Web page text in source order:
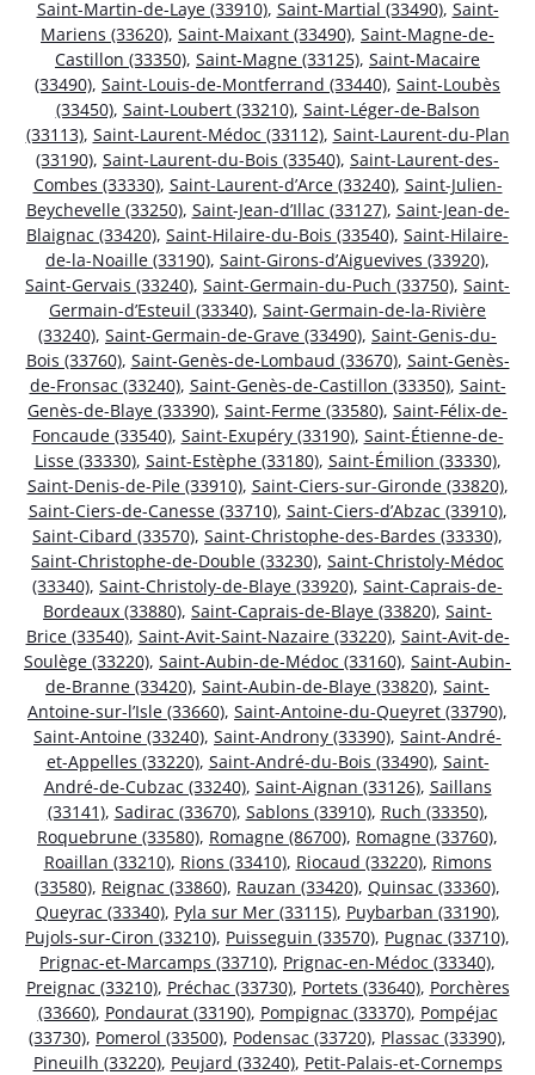
Saint-Martin-de-Laye (33910), Saint-Martial (33490), Saint-
Mariens (33620), Saint-Maixant (33490), Saint-Magne-de-
Castillon (33350), Saint-Magne (33125), Saint-Macaire
(33490), Saint-Louis-de-Montferrand (33440), Saint-Loubès
(33450), Saint-Loubert (33210), Saint-Léger-de-Balson
(33113), Saint-Laurent-Médoc (33112), Saint-Laurent-du-Plan
(33190), Saint-Laurent-du-Bois (33540), Saint-Laurent-des-
Combes (33330), Saint-Laurent-d’Arce (33240), Saint-Julien-
Beychevelle (33250), Saint-Jean-d’Illac (33127), Saint-Jean-de-
Blaignac (33420), Saint-Hilaire-du-Bois (33540), Saint-Hilaire-
de-la-Noaille (33190), Saint-Girons-d’Aiguevives (33920),
Saint-Gervais (33240), Saint-Germain-du-Puch (33750), Saint-
Germain-d’Esteuil (33340), Saint-Germain-de-la-Rivière
(33240), Saint-Germain-de-Grave (33490), Saint-Genis-du-
Bois (33760), Saint-Genès-de-Lombaud (33670), Saint-Genès-
de-Fronsac (33240), Saint-Genès-de-Castillon (33350), Saint-
Genès-de-Blaye (33390), Saint-Ferme (33580), Saint-Félix-de-
Foncaude (33540), Saint-Exupéry (33190), Saint-Étienne-de-
Lisse (33330), Saint-Estèphe (33180), Saint-Émilion (33330),
Saint-Denis-de-Pile (33910), Saint-Ciers-sur-Gironde (33820),
Saint-Ciers-de-Canesse (33710), Saint-Ciers-d’Abzac (33910),
Saint-Cibard (33570), Saint-Christophe-des-Bardes (33330),
Saint-Christophe-de-Double (33230), Saint-Christoly-Médoc
(33340), Saint-Christoly-de-Blaye (33920), Saint-Caprais-de-
Bordeaux (33880), Saint-Caprais-de-Blaye (33820), Saint-
Brice (33540), Saint-Avit-Saint-Nazaire (33220), Saint-Avit-de-
Soulège (33220), Saint-Aubin-de-Médoc (33160), Saint-Aubin-
de-Branne (33420), Saint-Aubin-de-Blaye (33820), Saint-
Antoine-sur-l’Isle (33660), Saint-Antoine-du-Queyret (33790),
Saint-Antoine (33240), Saint-Androny (33390), Saint-André-
et-Appelles (33220), Saint-André-du-Bois (33490), Saint-
André-de-Cubzac (33240), Saint-Aignan (33126), Saillans
(33141), Sadirac (33670), Sablons (33910), Ruch (33350),
Roquebrune (33580), Romagne (86700), Romagne (33760),
Roaillan (33210), Rions (33410), Riocaud (33220), Rimons
(33580), Reignac (33860), Rauzan (33420), Quinsac (33360),
Queyrac (33340), Pyla sur Mer (33115), Puybarban (33190),
Pujols-sur-Ciron (33210), Puisseguin (33570), Pugnac (33710),
Prignac-et-Marcamps (33710), Prignac-en-Médoc (33340),
Preignac (33210), Préchac (33730), Portets (33640), Porchères
(33660), Pondaurat (33190), Pompignac (33370), Pompéjac
(33730), Pomerol (33500), Podensac (33720), Plassac (33390),
Pineuilh (33220), Peujard (33240), Petit-Palais-et-Cornemps